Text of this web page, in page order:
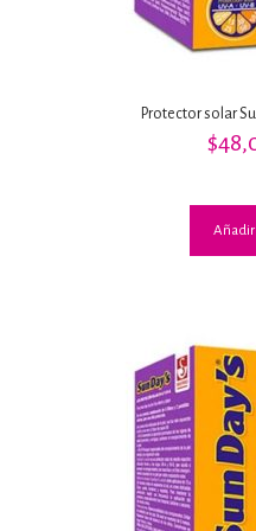
Protector solar
$
Añadir